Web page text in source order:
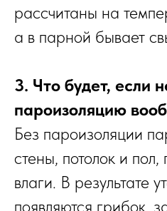
рассчитаны на
а в парной бывает
3. Что будет, если
пароизоляцию
Без пароизоляции
стены, потолок и
влаги. В результате
появляются грибок,